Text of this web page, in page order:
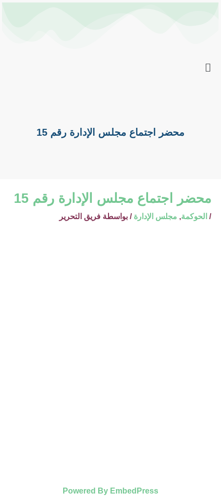
محضر اجتماع مجلس الإدارة رقم 15
محضر اجتماع مجلس الإدارة رقم 15
/ الحوكمة, مجلس الإدارة / بواسطة فريق التحرير
Powered By EmbedPress
navigation